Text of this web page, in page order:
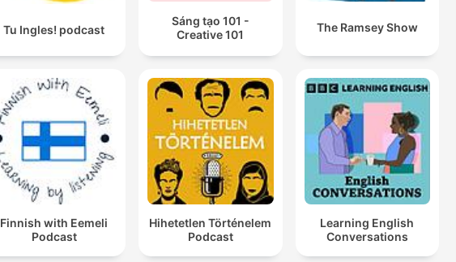
Tu Ingles! podcast
Sáng tạo 101 -
Creative 101
The Ramsey Show
Finnish with Eemeli
Podcast
Hihetetlen Történelem
Podcast
Learning English
Conversations